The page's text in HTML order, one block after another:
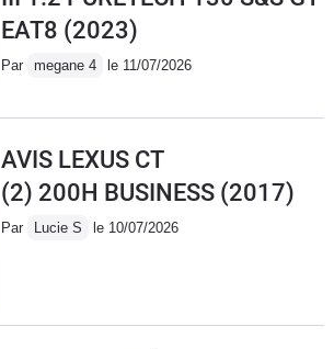
EAT8 (2023)
Par megane 4 le 11/07/2026
AVIS LEXUS CT
(2) 200H BUSINESS (2017)
Par Lucie S le 10/07/2026